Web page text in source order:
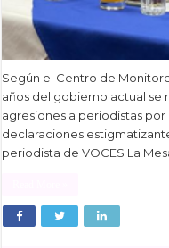
Según el Centro de
años del gobierno actual se
agresiones a periodistas
declaraciones
periodista de VOCES La